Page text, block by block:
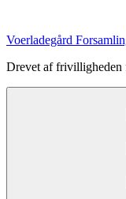
indhold
Voerladegård
Drevet af frivilligheden